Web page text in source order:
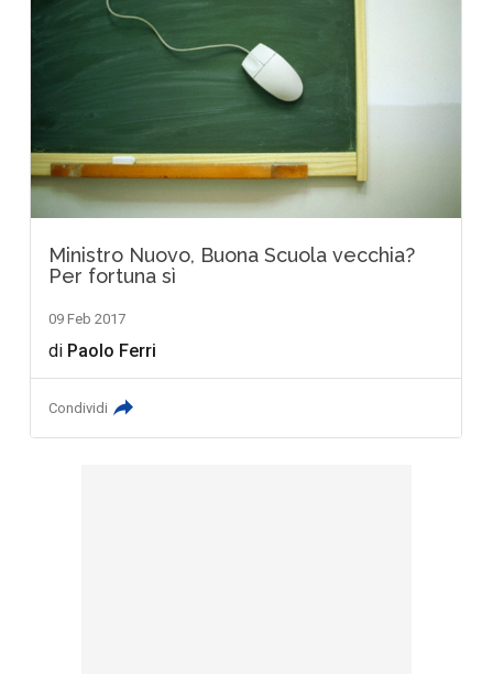
Ministro Nuovo, Buona Scuola vecchia?
Per fortuna sì
09 Feb 2017
di Paolo Ferri
Condividi